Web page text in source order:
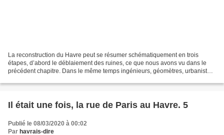
La reconstruction du Havre peut se résumer schématiquement en trois
étapes, d’abord le déblaiement des ruines, ce que nous avons vu dans le
précédent chapitre. Dans le même temps ingénieurs, géomètres, urbanistes,
Il était une fois, la rue de Paris au Havre. 5
Publié le 08/03/2020 à 00:02
Par havrais-dire